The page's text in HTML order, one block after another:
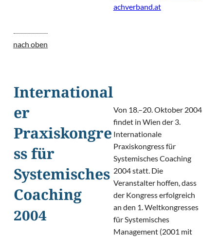
achverband.at
nach oben
International
er
Praxiskongre
ss für
Systemisches
Coaching
2004
Von 18.–20. Oktober 2004
findet in Wien der 3.
Internationale
Praxiskongress für
Systemisches Coaching
2004 statt. Die
Veranstalter hoffen, dass
der Kongress erfolgreich
an den 1. Weltkongresses
für Systemisches
Management (2001 mit